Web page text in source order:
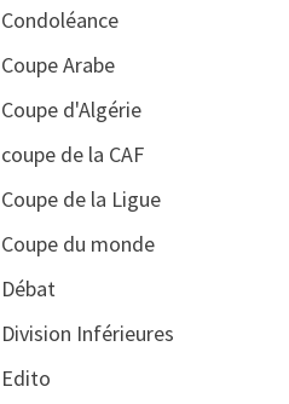
Condoléance
Coupe Arabe
Coupe d'Algérie
coupe de la CAF
Coupe de la Ligue
Coupe du monde
Débat
Division Inférieures
Edito